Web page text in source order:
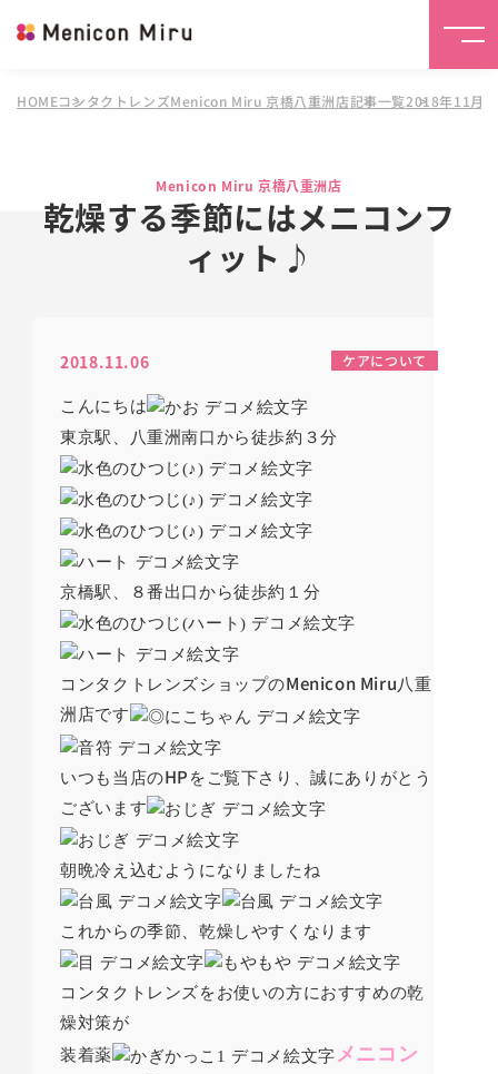
HOMEコンタクトレンズMenicon Miru 京橋八重洲店記事一覧2018年11月
Menicon Miru 京橋八重洲店
乾燥する季節にはメニコンフ
ィット♪
2018.11.06 ケアについて
こんにちは
東京駅、八重洲南口から徒歩約３分
京橋駅、８番出口から徒歩約１分
コンタクトレンズショップのMenicon Miru八重
洲店です
いつも当店のHP をご覧下さり、誠にありがとう
ございます
朝晩冷え込むようになりましたね
これからの季節、乾燥しやすくなります
コンタクトレンズをお使いの方におすすめの乾
燥対策が
装着薬
メニコン